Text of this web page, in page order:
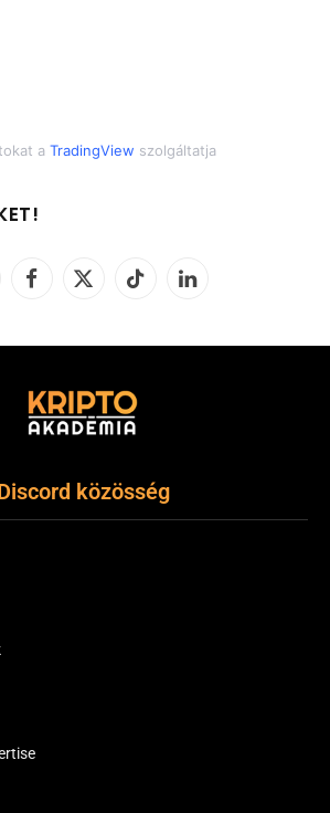
a TradingView szolgáltatja
Facebook
X
TikTok LinkedIn
közösség